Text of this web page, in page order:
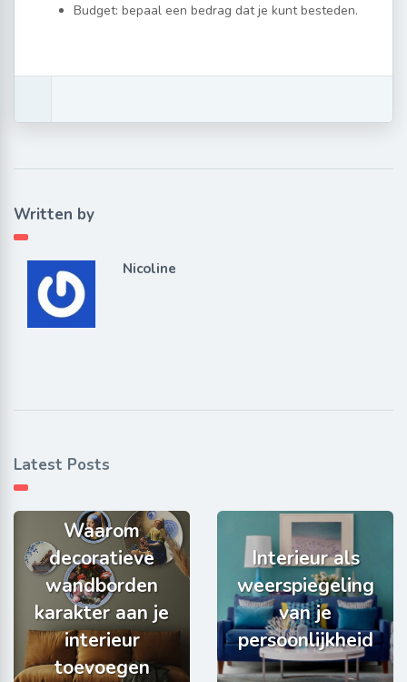
Budget: bepaal een bedrag dat je kunt besteden.
Written by
Nicoline
Latest Posts
Waarom
decoratieve
wandborden
karakter aan je
interieur
toevoegen
Interieur als
weerspiegeling
van je
persoonlijkheid